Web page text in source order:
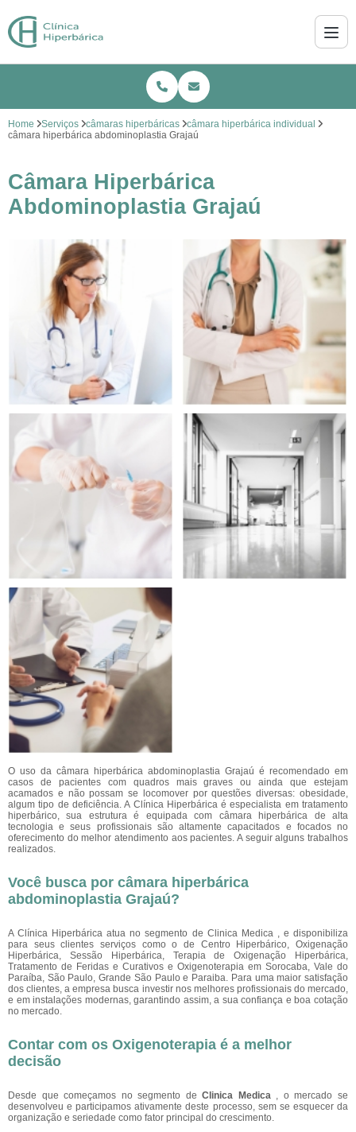
Home Serviços câmaras hiperbáricas
câmara hiperbárica individual
câmara hiperbárica abdominoplastia Grajaú
Câmara Hiperbárica
Abdominoplastia Grajaú
O uso da câmara hiperbárica abdominoplastia Grajaú é recomendado em
casos de pacientes com quadros mais graves ou ainda que estejam
acamados e não possam se locomover por questões diversas: obesidade,
algum tipo de deficiência. A Clínica Hiperbárica é especialista em tratamento
hiperbárico, sua estrutura é equipada com câmara hiperbárica de alta
tecnologia e seus profissionais são altamente capacitados e focados no
oferecimento do melhor atendimento aos pacientes. A seguir alguns trabalhos
realizados.
Você busca por câmara hiperbárica
abdominoplastia Grajaú?
A Clínica Hiperbárica atua no segmento de Clinica Medica , e disponibiliza
para seus clientes serviços como o de Centro Hiperbárico, Oxigenação
Hiperbárica, Sessão Hiperbárica, Terapia de Oxigenação Hiperbárica,
Tratamento de Feridas e Curativos e Oxigenoterapia em Sorocaba, Vale do
Paraíba, São Paulo, Grande São Paulo e Paraiba. Para uma maior satisfação
dos clientes, a empresa busca investir nos melhores profissionais do mercado,
e em instalações modernas, garantindo assim, a sua confiança e boa cotação
no mercado.
Contar com os Oxigenoterapia é a melhor
decisão
Desde que começamos no segmento deClinica Medica , o mercado se
desenvolveu e participamos ativamente deste processo, sem se esquecer da
organização e seriedade como fator principal do crescimento.